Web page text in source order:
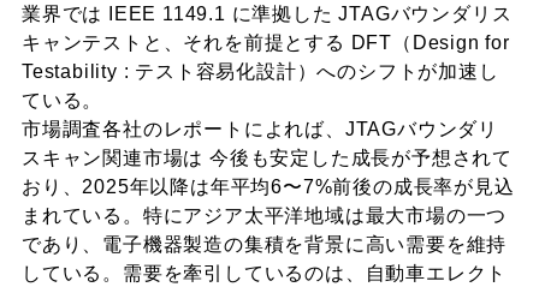
業界では IEEE 1149.1 に準拠した JTAGバウンダリス
キャンテストと、それを前提とする DFT（Design for
Testability : テスト容易化設計）へのシフトが加速し
ている。
市場調査各社のレポートによれば、JTAGバウンダリ
スキャン関連市場は 今後も安定した成長が予想されて
おり、2025年以降は年平均6〜7%前後の成長率が見込
まれている。特にアジア太平洋地域は最大市場の一つ
であり、電子機器製造の集積を背景に高い需要を維持
している。需要を牽引しているのは、自動車エレクト